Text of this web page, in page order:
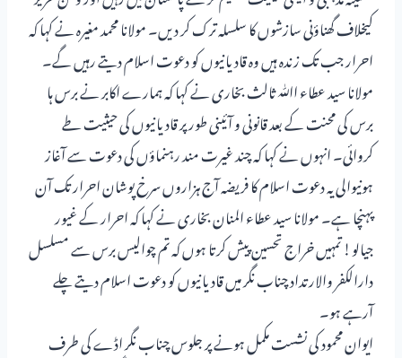
کیخلاف گھناؤنی سازشوں کا سلسلہ ترک کر دیں۔ مولانا محمد مغیرہ نے کہا کہ
احرار جب تک زندہ ہیں وہ قادیانیوں کو دعوت اسلام دیتے رہیں گے۔
مولانا سید عطاء اﷲ ثالث بخاری نے کہا کہ ہمارے اکابر نے برس ہا
برس کی محنت کے بعد قانونی و آئینی طور پر قادیانیوں کی حیثیت طے
کروائی۔ انہوں نے کہا کہ چند غیرت مند رہنماؤں کی دعوت سے آغاز
ہونیوالی یہ دعوت اسلام کا فریضہ آج ہزاروں سرخ پوشان احرار تک آن
پہنچا ہے۔ مولانا سید عطاء المنان بخاری نے کہا کہ احرار کے غیور
جیالو! تمہیں خراج تحسین پیش کرتا ہوں کہ تم چوالیس برس سے مسلسل
دارالکفر والارتداد چناب نگر میں قادیانیوں کو دعوت اسلام دیتے چلے
آرہے ہو۔
ایوان محمود کی نشست مکمل ہونے پر جلوس چناب نگر اڈے کی طرف